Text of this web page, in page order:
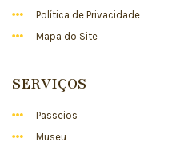
Política de Privacidade
Mapa do Site
SERVIÇOS
Passeios
Museu